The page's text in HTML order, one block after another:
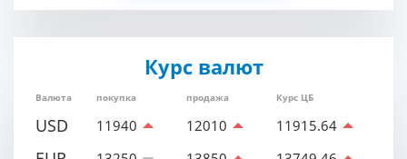
Курс валют
Валюта покупка продажа Курс ЦБ
USD 11940 12010 11915.64